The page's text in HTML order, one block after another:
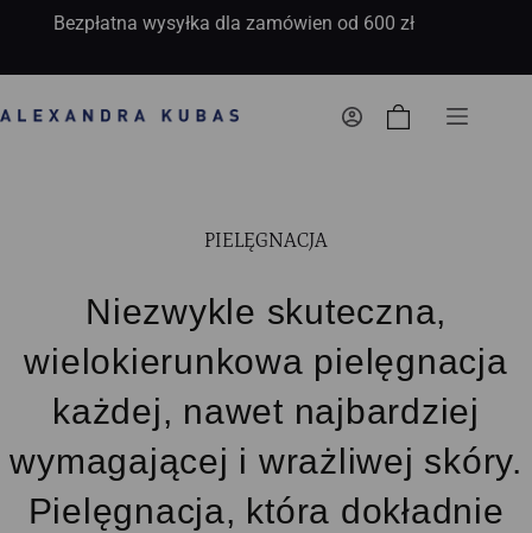
Bezpłatna wysyłka dla zamówien od 600 zł
Koszyk
PIELĘGNACJA
Niezwykle skuteczna,
wielokierunkowa pielęgnacja
każdej, nawet najbardziej
wymagającej i wrażliwej skóry.
Pielęgnacja, która dokładnie